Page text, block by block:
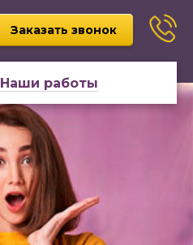
Заказать звонок
Наши работы